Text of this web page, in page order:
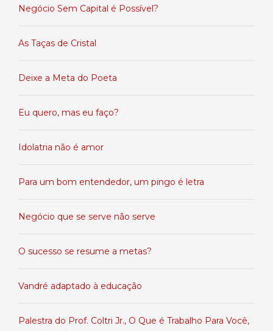
Negócio Sem Capital é Possível?
As Taças de Cristal
Deixe a Meta do Poeta
Eu quero, mas eu faço?
Idolatria não é amor
Para um bom entendedor, um pingo é letra
Negócio que se serve não serve
O sucesso se resume a metas?
Vandré adaptado à educação
Palestra do Prof. Coltri Jr., O Que é Trabalho Para Você,